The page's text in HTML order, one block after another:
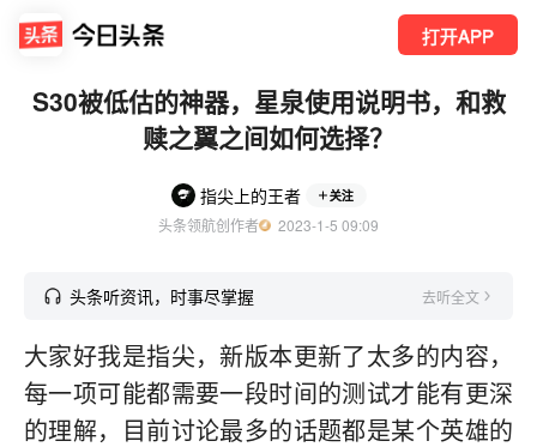
打开APP
S30被低估的神器，星泉使用说明书，和救
赎之翼之间如何选择？
指尖上的王者 关注
头条领航创作者
  2023-1-5 09:09
头条听资讯，时事尽掌握 去听全文
大家好我是指尖，新版本更新了太多的内容，
每一项可能都需要一段时间的测试才能有更深
的理解，目前讨论最多的话题都是某个英雄的